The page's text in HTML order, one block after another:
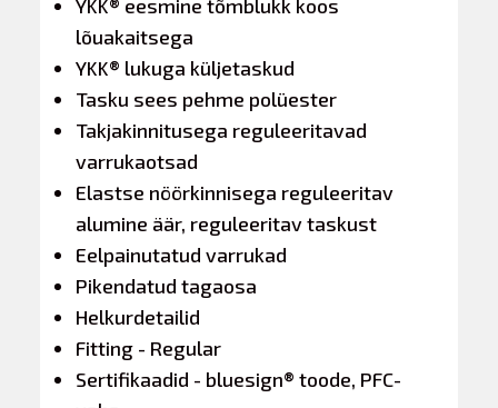
YKK® eesmine tõmblukk koos
lõuakaitsega
YKK® lukuga küljetaskud
Tasku sees pehme polüester
Takjakinnitusega reguleeritavad
varrukaotsad
Elastse nöörkinnisega reguleeritav
alumine äär, reguleeritav taskust
Eelpainutatud varrukad
Pikendatud tagaosa
Helkurdetailid
Fitting - Regular
Sertifikaadid - bluesign® toode, PFC-